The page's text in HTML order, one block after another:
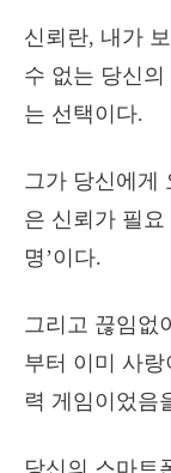
신뢰란, 내가
수 없는 당신
는 선택이다.
그가 당신에게
은 신뢰가 필
명’이다.
그리고 끊임없
부터 이미 사
력 게임이었음
당신의 스마트